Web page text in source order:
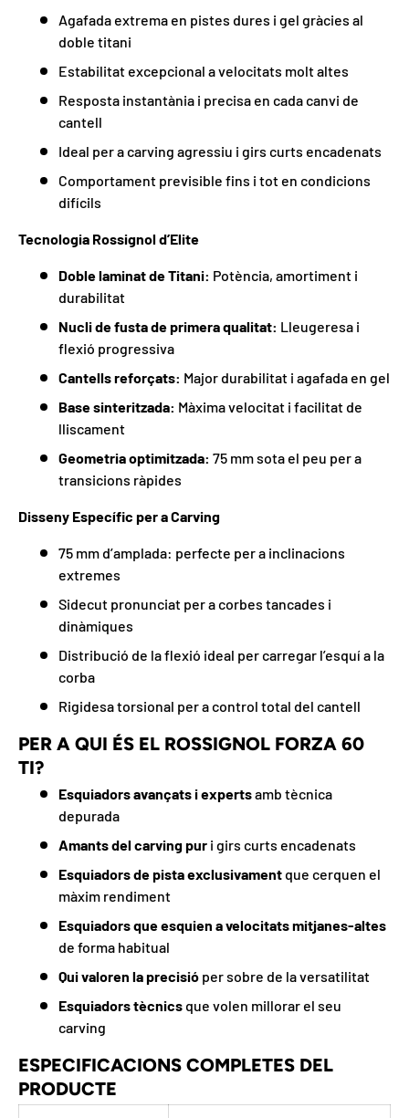
Agafada extrema en pistes dures i gel gràcies al
doble titani
Estabilitat excepcional a velocitats molt altes
Resposta instantània i precisa en cada canvi de
cantell
Ideal per a carving agressiu i girs curts encadenats
Comportament previsible fins i tot en condicions
difícils
Tecnologia Rossignol d’Elite
Doble laminat de Titani: Potència, amortiment i
durabilitat
Nucli de fusta de primera qualitat: Lleugeresa i
flexió progressiva
Cantells reforçats: Major durabilitat i agafada en gel
Base sinteritzada: Màxima velocitat i facilitat de
lliscament
Geometria optimitzada: 75 mm sota el peu per a
transicions ràpides
Disseny Específic per a Carving
75 mm d’amplada: perfecte per a inclinacions
extremes
Sidecut pronunciat per a corbes tancades i
dinàmiques
Distribució de la flexió ideal per carregar l’esquí a la
corba
Rigidesa torsional per a control total del cantell
PER A QUI ÉS EL ROSSIGNOL FORZA 60
TI?
Esquiadors avançats i expertsamb tècnica
depurada
Amants del carving pur i girs curts encadenats
Esquiadors de pista exclusivament que cerquen el
màxim rendiment
Esquiadors que esquien a velocitats mitjanes-altes
de forma habitual
Qui valoren la precisió per sobre de la versatilitat
Esquiadors tècnics que volen millorar el seu
carving
ESPECIFICACIONS COMPLETES DEL
PRODUCTE